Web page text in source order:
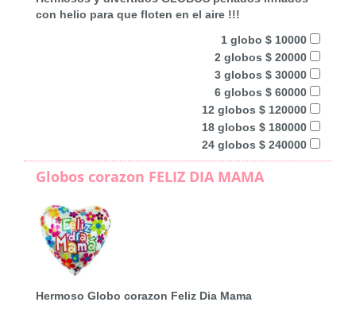
con helio para que floten en el aire !!!
1 globo $ 10000
2 globos $ 20000
3 globos $ 30000
6 globos $ 60000
12 globos $ 120000
18 globos $ 180000
24 globos $ 240000
Globos corazon FELIZ DIA MAMA
Hermoso Globo corazon Feliz Dia Mama